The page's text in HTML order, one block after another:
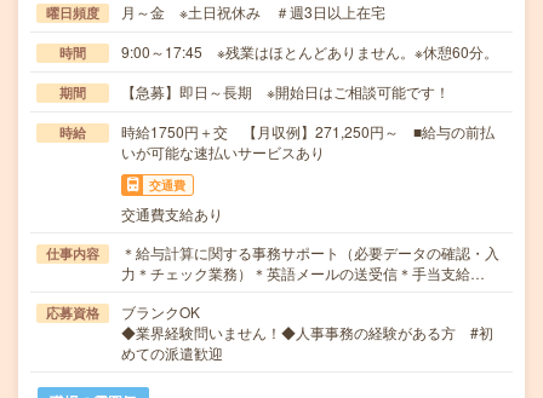
曜日頻度 月～金 ※土日祝休み ＃週3日以上在宅
時間 9:00～17:45 ※残業はほとんどありません。※休憩60分。
期間 【急募】即日～長期 ※開始日はご相談可能です！
時給
時給1750円＋交 【月収例】271,250円～ ■給与の前払
いが可能な速払いサービスあり
交通費
交通費支給あり
仕事内容
＊給与計算に関する事務サポート（必要データの確認・入
力＊チェック業務）＊英語メールの送受信＊手当支給…
応募資格
ブランクOK
◆業界経験問いません！◆人事事務の経験がある方 #初
めての派遣歓迎